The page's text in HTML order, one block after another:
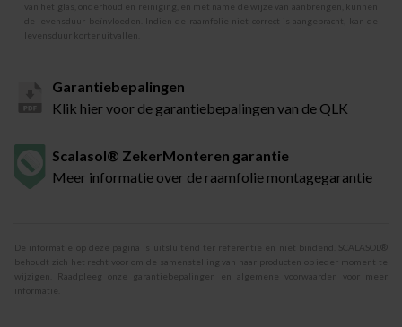
van het glas, onderhoud en reiniging, en met name de wijze van aanbrengen, kunnen
de levensduur beïnvloeden. Indien de raamfolie niet correct is aangebracht, kan de
levensduur korter uitvallen.
Garantiebepalingen
Klik hier voor de garantiebepalingen van de QLK
Scalasol® ZekerMonteren garantie
Meer informatie over de raamfolie montagegarantie
De informatie op deze pagina is uitsluitend ter referentie en niet bindend. SCALASOL®
behoudt zich het recht voor om de samenstelling van haar producten op ieder moment te
wijzigen. Raadpleeg onze garantiebepalingen en algemene voorwaarden voor meer
informatie.